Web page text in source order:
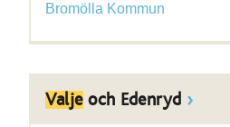
Bromölla Kommun
Valjeoch Edenryd